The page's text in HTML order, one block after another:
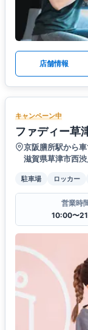
店舗情報
キャンペーン中
ファディー草
京阪膳所駅から
滋賀県草津市西
駐車場 ロッカー
営業時
10:00〜